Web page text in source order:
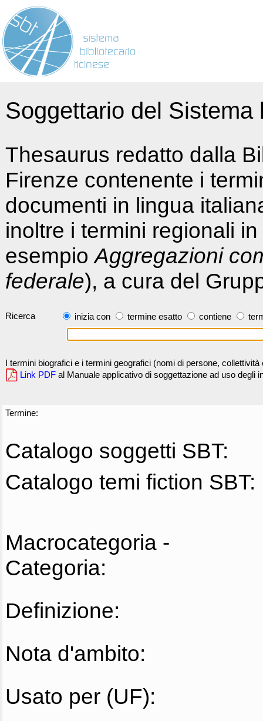
Soggettario del
Thesaurus redatto dalla
Firenze contenente i
documenti in lingua
inoltre i termini regionali
esempioAggregazioni
federale), a cura del
Ricerca inizia con termine esatto contiene
I termini biografici e i termini geografici (nomi di persone,
Link PDF al Manuale applicativo di soggettazione ad uso degli
Termine:
Catalogo soggetti SBT:
Catalogo temi fiction SBT:
Macrocategoria -
Categoria:
Definizione:
Nota d'ambito:
Usato per (UF):